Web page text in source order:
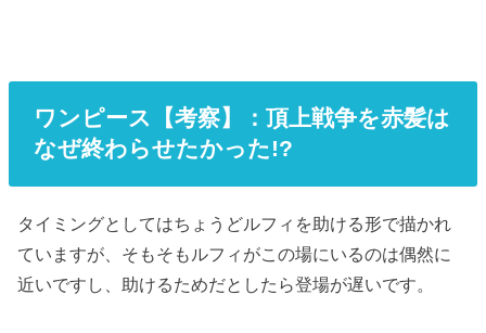
ワンピース【考察】：頂上戦争を赤髪は
なぜ終わらせたかった!?
タイミングとしてはちょうどルフィを助ける形で描かれ
ていますが、そもそもルフィがこの場にいるのは偶然に
近いですし、助けるためだとしたら登場が遅いです。